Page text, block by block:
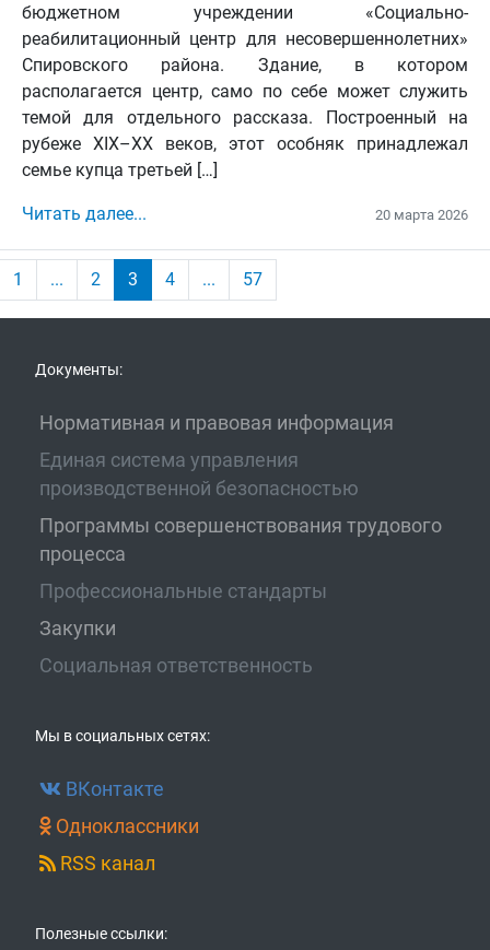
бюджетном учреждении «Социально-
реабилитационный центр для несовершеннолетних»
Спировского района. Здание, в котором
располагается центр, само по себе может служить
темой для отдельного рассказа. Построенный на
рубеже XIX–XX веков, этот особняк принадлежал
семье купца третьей […]
Читать далее... 20 марта 2026
1 ... 2 3 4 ... 57
Документы:
Нормативная и правовая информация
Единая система управления
производственной безопасностью
Программы совершенствования трудового
процесса
Профессиональные стандарты
Закупки
Социальная ответственность
Мы в социальных сетях:
ВКонтакте
Одноклассники
RSS канал
Полезные ссылки: